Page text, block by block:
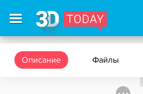
Описание Файлы